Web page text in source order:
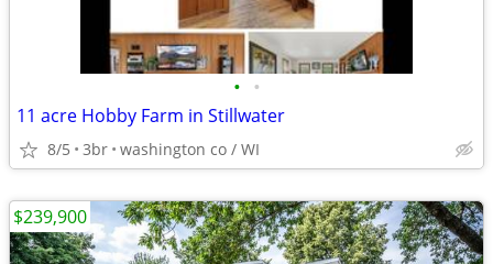
• •
11 acre Hobby Farm in Stillwater
8/5 3br washington co / WI
$239,900